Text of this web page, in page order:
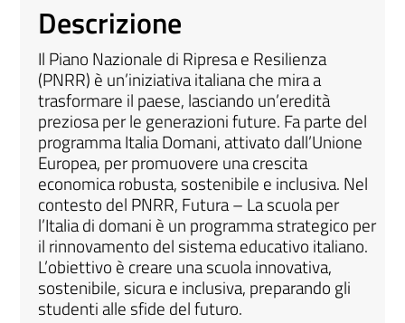
Descrizione
Il Piano Nazionale di Ripresa e Resilienza
(PNRR) è un’iniziativa italiana che mira a
trasformare il paese, lasciando un’eredità
preziosa per le generazioni future. Fa parte del
programma Italia Domani, attivato dall’Unione
Europea, per promuovere una crescita
economica robusta, sostenibile e inclusiva. Nel
contesto del PNRR, Futura – La scuola per
l’Italia di domani è un programma strategico per
il rinnovamento del sistema educativo italiano.
L’obiettivo è creare una scuola innovativa,
sostenibile, sicura e inclusiva, preparando gli
studenti alle sfide del futuro.